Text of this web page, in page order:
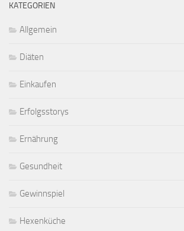
KATEGORIEN
Allgemein
Diäten
Einkaufen
Erfolgsstorys
Ernährung
Gesundheit
Gewinnspiel
Hexenküche